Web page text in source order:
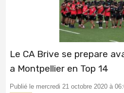
Le CA Brive se prepare
a Montpellier en Top 14
Publié le mercredi 21 octobre 2020 à